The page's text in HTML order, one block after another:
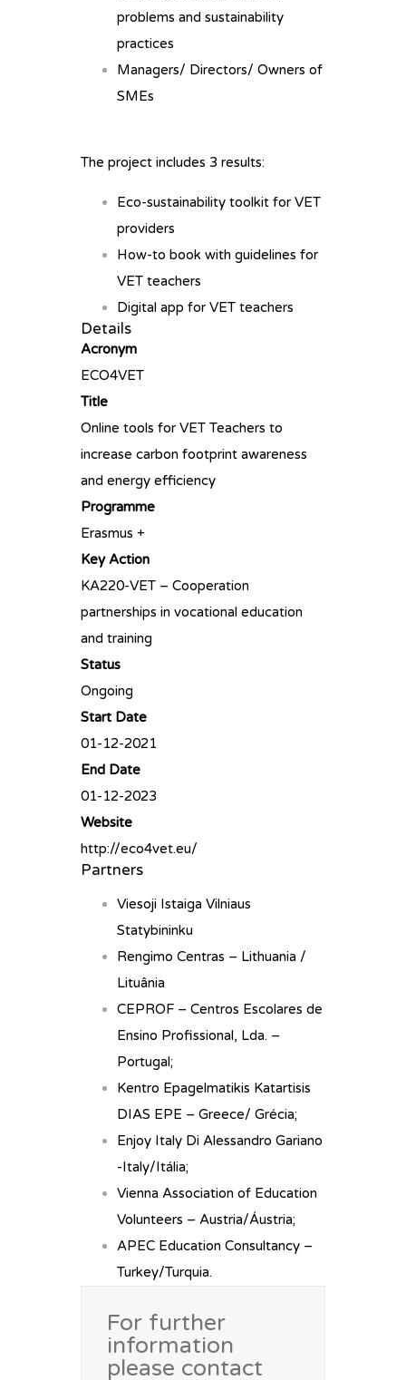
problems and sustainability
practices
Managers/ Directors/ Owners of
SMEs
The project includes 3 results:
Eco-sustainability toolkit for VET
providers
How-to book with guidelines for
VET teachers
Digital app for VET teachers
Details
Acronym
ECO4VET
Title
Online tools for VET Teachers to
increase carbon footprint awareness
and energy efficiency
Programme
Erasmus +
Key Action
KA220-VET – Cooperation
partnerships in vocational education
and training
Status
Ongoing
Start Date
01-12-2021
End Date
01-12-2023
Website
http://eco4vet.eu/
Partners
Viesoji Istaiga Vilniaus
Statybininku
Rengimo Centras – Lithuania /
Lituânia
CEPROF – Centros Escolares de
Ensino Profissional, Lda. –
Portugal;
Kentro Epagelmatikis Katartisis
DIAS EPE – Greece/ Grécia;
Enjoy Italy Di Alessandro Gariano
-Italy/Itália;
Vienna Association of Education
Volunteers – Austria/Áustria;
APEC Education Consultancy –
Turkey/Turquia.
For further
information
please contact